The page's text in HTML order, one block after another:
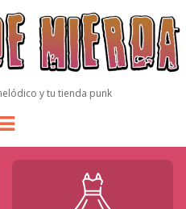
y tu tienda punk
Menu